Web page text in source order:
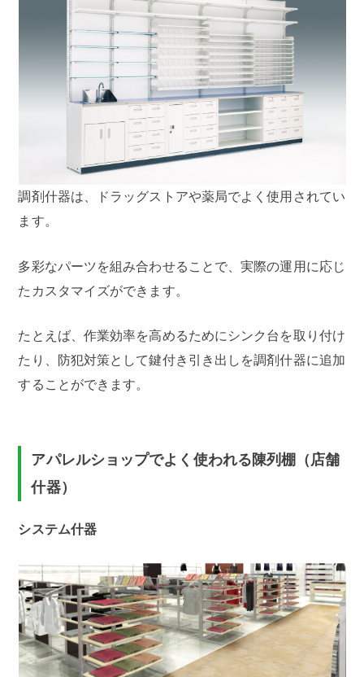
調剤什器は、ドラッグストアや薬局でよく使用されてい
ます。
多彩なパーツを組み合わせることで、実際の運用に応じ
たカスタマイズができます。
たとえば、作業効率を高めるためにシンク台を取り付け
たり、防犯対策として鍵付き引き出しを調剤什器に追加
することができます。
アパレルショップでよく使われる陳列棚（店舗
什器）
システム什器